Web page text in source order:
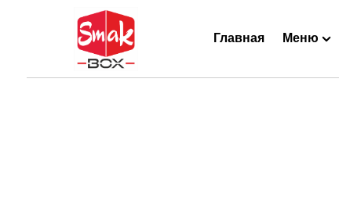
Главная Меню